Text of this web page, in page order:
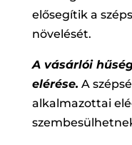
elősegítik a
növelését.
A vásárlói
elérése. A
alkalmazottai